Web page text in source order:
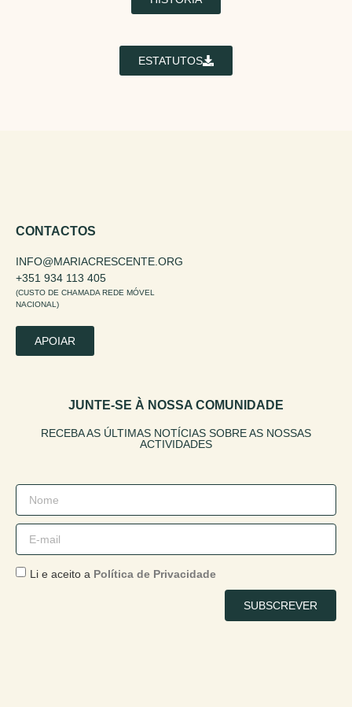
ESTATUTOS
CONTACTOS
INFO@MARIACRESCENTE.ORG
+351 934 113 405
(CUSTO DE CHAMADA REDE MÓVEL
NACIONAL)
APOIAR
JUNTE-SE À NOSSA COMUNIDADE
RECEBA AS ÚLTIMAS NOTÍCIAS SOBRE AS NOSSAS
ACTIVIDADES
Li e aceito a Política de Privacidade
SUBSCREVER